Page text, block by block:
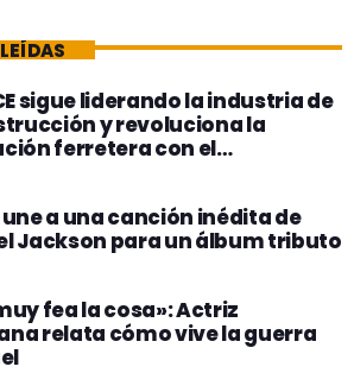
sigue liderando la industria de
y revoluciona la
ferretera con el
une a una canción inédita de
Jackson para un álbum tributo
fea la cosa»: Actriz
relata cómo vive la guerra